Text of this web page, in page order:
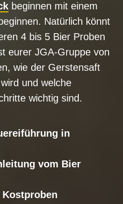
beginnen mit einem
Natürlich könnt
4 bis 5 Bier Proben
eurer JGA-Gruppe von
wie der Gerstensaft
und welche
wichtig sind.
in
vom Bier
Kostproben